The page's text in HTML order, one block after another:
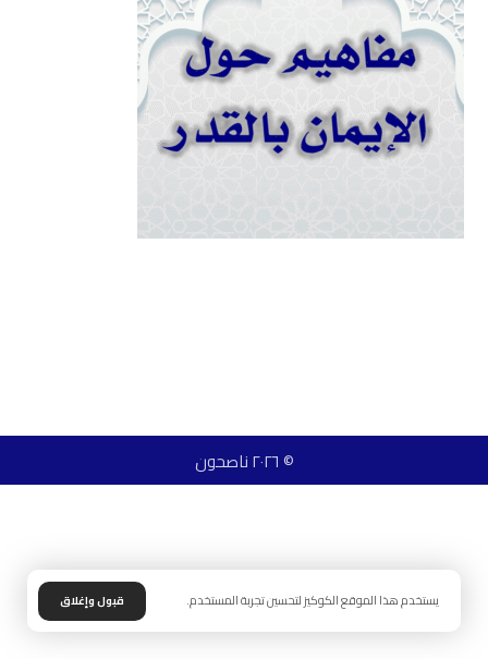
© ٢٠٢٦ ناصحون
يستخدم هذا الموقع الكوكيز لتحسين تجربة المستخدم. قبول وإغلاق